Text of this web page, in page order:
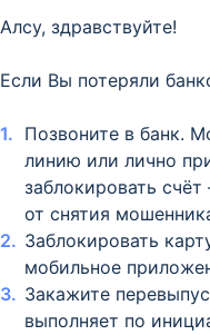
Алсу, здравствуйте!
Если Вы потеряли
Позвоните в банк.
линию или лично
заблокировать
от снятия
Заблокировать
мобильное
Закажите
выполняет по